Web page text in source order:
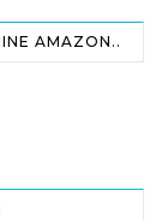
AMAZON..